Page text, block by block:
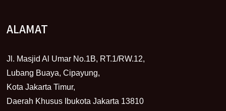
ALAMAT
Jl. Masjid Al Umar No.1B, RT.1/RW.12,
Lubang Buaya, Cipayung,
Kota Jakarta Timur,
Daerah Khusus Ibukota Jakarta 13810